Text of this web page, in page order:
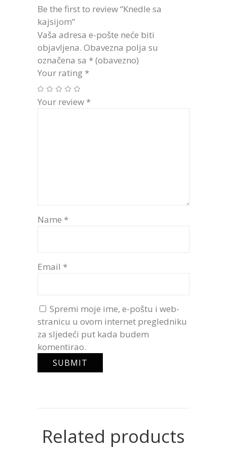
Be the first to review “Knedle sa
kajsijom”
Vaša adresa e-pošte neće biti
objavljena. Obavezna polja su
označena sa * (obavezno)
Your rating *
Your review *
Name *
Email *
Spremi moje ime, e-poštu i web-
stranicu u ovom internet pregledniku
za sljedeći put kada budem
komentirao.
Related products